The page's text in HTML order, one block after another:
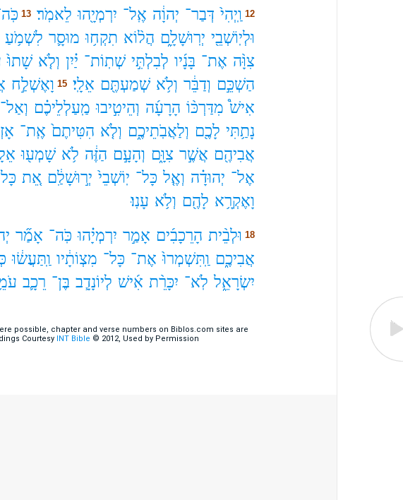
12 וַֽיְהִי֙ דְּבַר־ יְהוָ֔ה אֶֽל־ יִרְמְיָ֖הוּ לֵאמֹֽר׃ 13
וּלְיֽוֹשְׁבֵ֖י יְרֽוּשָׁלִָ֑ם הֲל֨וֹא תִקְח֥וּ מוּסָ֛ר לִשְׁמֹ֥עַ
צִוָּ֨ה אֶת־ בָּנָ֜יו לְבִלְתִּ֣י שְׁתֽוֹת־ יַ֗יִן וְלֹ֤א שָׁתוּ֙
הַשְׁכֵּ֣ם וְדַבֵּ֔ר וְלֹ֥א שְׁמַעְתֶּ֖ם אֵלָֽי׃ 15 וָאֶשְׁלַ֣ח
אִישׁ֩ מִדַּרְכּ֨וֹ הָרָעָ֜ה וְהֵיטִ֣יבוּ מַֽעַלְלֵיכֶ֗ם וְאַל־
נָתַ֥תִּי לָכֶ֖ם וְלַאֲבֹֽתֵיכֶ֑ם וְלֹ֤א הִטִּיתֶם֙ אֶֽת־
אֲבִיהֶ֖ם אֲשֶׁ֣ר צִוָּ֑ם וְהָעָ֣ם הַזֶּ֔ה לֹ֥א שָׁמְע֖וּ
אֶל־ יְהוּדָ֗ה וְאֶ֤ל כָּל־ יֽוֹשְׁבֵי֙ יְר֣וּשָׁלִַ֔ם אֵ֚ת
וָאֶקְרָ֥א לָהֶ֖ם וְלֹ֥א עָנֽוּ׃
18 וּלְבֵ֨ית הָרֵכָבִ֜ים אָמַ֣ר יִרְמְיָ֗הוּ כֹּֽה־ אָמַ֞ר
אֲבִיכֶ֑ם וַֽתִּשְׁמְרוּ֙ אֶת־ כָּל־ מִצְוֹתָ֔יו וַֽתַּעֲשׂ֔וּ
יִשְׂרָאֵ֑ל לֹֽא־ יִכָּרֵ֨ת אִ֜ישׁ לְיוֹנָדָ֧ב בֶּן־ רֵכָ֛ב
possible, chapter and verse numbers on Biblos.com sites are
Courtesy INT Bible © 2012, Used by Permission